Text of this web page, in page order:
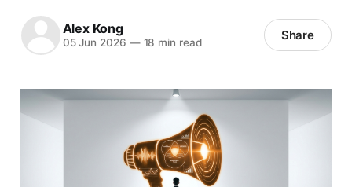
Alex Kong
05 Jun 2026 —18 min read Share